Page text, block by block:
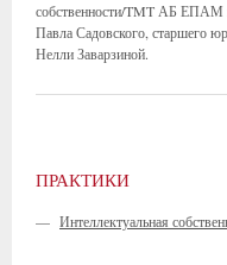
собственности/TMT АБ ЕПАМ в
Павла Садовского, старшего
Нелли Заварзиной.
ПРАКТИКИ
— Интеллектуальная